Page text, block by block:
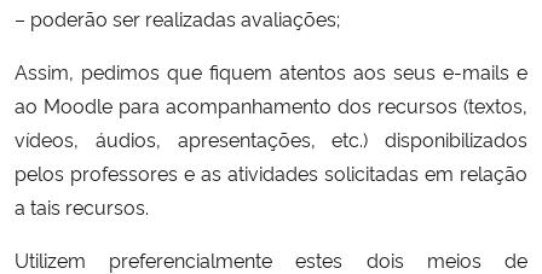
– poderão ser realizadas avaliações;
Assim, pedimos que fiquem atentos aos seus e-mails e
ao Moodle para acompanhamento dos recursos (textos,
vídeos, áudios, apresentações, etc.) disponibilizados
pelos professores e as atividades solicitadas em relação
a tais recursos.
Utilizem preferencialmente estes dois meios de